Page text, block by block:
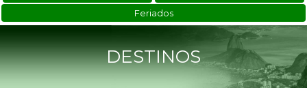
Feriados
DESTINOS